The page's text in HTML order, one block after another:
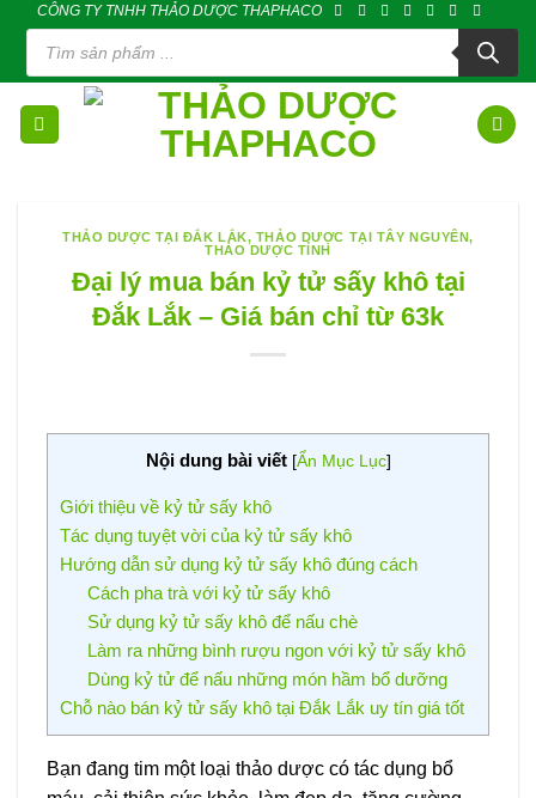
content
CÔNG TY TNHH THẢO DƯỢC THAPHACO
Tìm
kiếm
phẩm
THẢO DƯỢC TẠI ĐẮK LẮK, THẢO DƯỢC TẠI TÂY NGUYÊN,
THẢO DƯỢC TỈNH
Đại lý mua bán kỷ tử sấy khô tại
Đắk Lắk – Giá bán chỉ từ 63k
Nội dung bài viết [Ẩn Mục Lục]
Giới thiệu về kỷ tử sấy khô
Tác dụng tuyệt vời của kỷ tử sấy khô
Hướng dẫn sử dụng kỷ tử sấy khô đúng cách
Cách pha trà với kỷ tử sấy khô
Sử dụng kỷ tử sấy khô để nấu chè
Làm ra những bình rượu ngon với kỷ tử sấy khô
Dùng kỷ tử để nấu những món hầm bổ dưỡng
Chỗ nào bán kỷ tử sấy khô tại Đắk Lắk uy tín giá tốt
Bạn đang tim một loại thảo dược có tác dụng bổ